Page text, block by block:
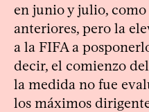
en junio y julio,
anteriores, pero la
a la FIFA a
decir, el comienzo
la medida no fue
los máximos